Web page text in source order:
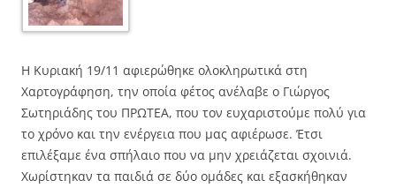
Η Κυριακή 19/11 αφιερώθηκε ολοκληρωτικά στη
Χαρτογράφηση, την οποία φέτος ανέλαβε ο Γιώργος
Σωτηριάδης του ΠΡΩΤΕΑ, που τον ευχαριστούμε πολύ για
το χρόνο και την ενέργεια που μας αφιέρωσε. Έτσι
επιλέξαμε ένα σπήλαιο που να μην χρειάζεται σχοινιά.
Χωρίστηκαν τα παιδιά σε δύο ομάδες και εξασκήθηκαν